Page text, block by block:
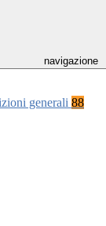
navigazione
generali 88